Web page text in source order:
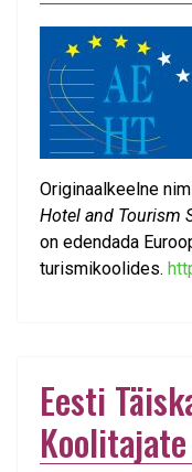
Originaalkeelne
Hotel and Tourism
on edendada
turismikoolides.
Eesti